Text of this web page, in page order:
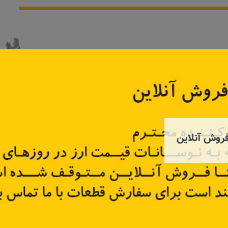
دسته موتور زیر باتری تندر ۹۰، مگان
دسته موتور شاطونی فلزی
تندر90،ساندرو
کد قطعه:112383665R
قیمت: ۲٬۷۷۵٬۰۰۰ تومان
اطلاعات بیشتر
دسته
کد
آنلاین